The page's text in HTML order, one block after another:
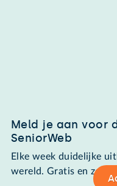
Meld je aan voor
SeniorWeb
Elke week duidelijke
wereld. Gratis en